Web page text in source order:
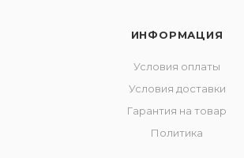
ИНФОРМАЦИЯ
Условия оплаты
Условия доставки
Гарантия на товар
Политика